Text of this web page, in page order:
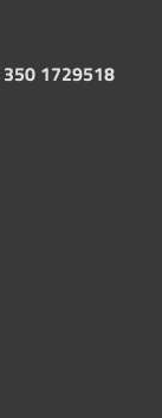
350 1729518